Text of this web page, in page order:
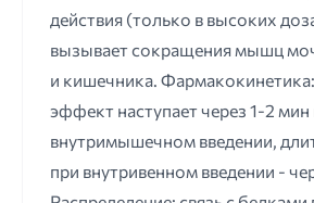
действия (только в высоких
вызывает сокращения мышц
и кишечника.
эффект наступает через 1-2 мин
внутримышечном введении,
при внутривенном введении -